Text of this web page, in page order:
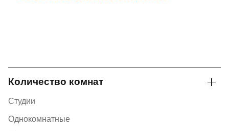
Количество комнат
Студии
Однокомнатные